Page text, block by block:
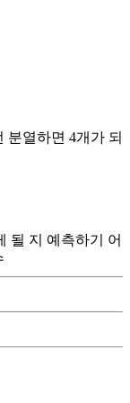
열하면 4개가 되
될 지 예측하기 어